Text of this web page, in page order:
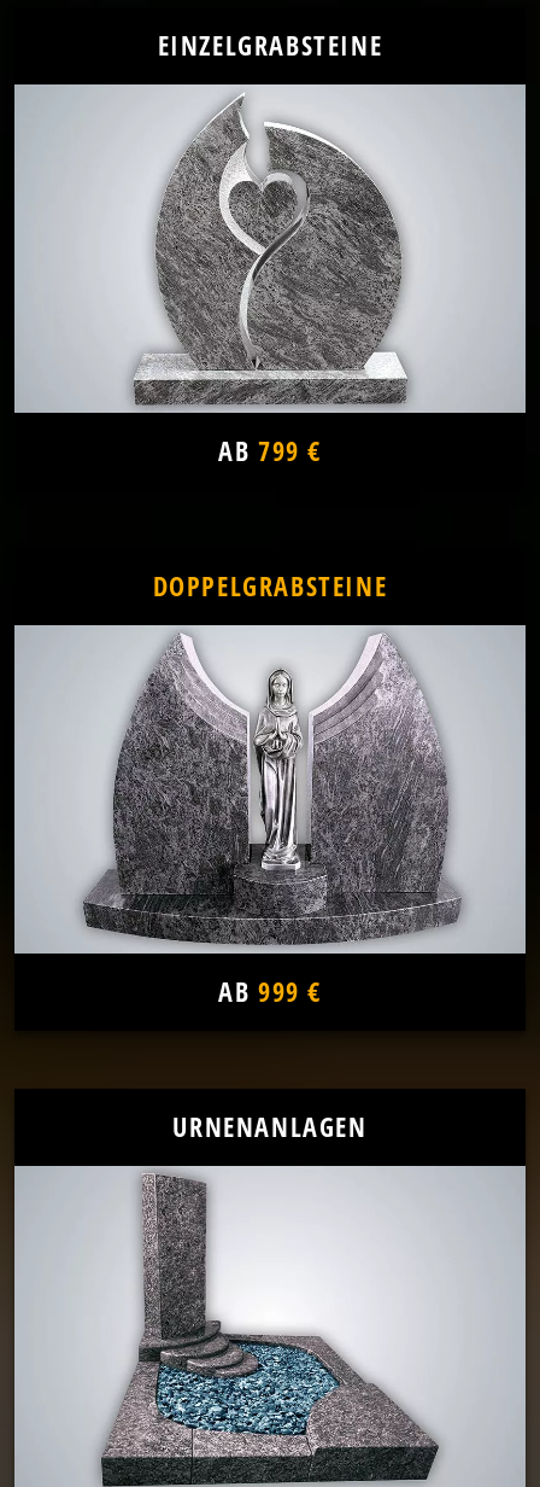
EINZELGRABSTEINE
AB 799 €
DOPPELGRABSTEINE
AB 999 €
URNENANLAGEN